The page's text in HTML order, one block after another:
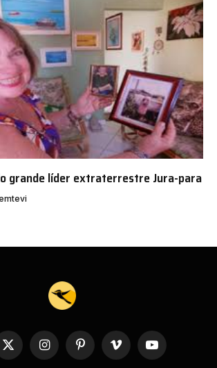
grande líder extraterrestre Jura-para
X
(Twitter)
InstagramPinterestVimeo YouTube